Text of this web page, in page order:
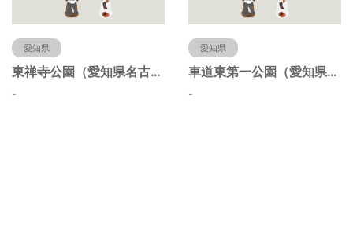
愛知県
東禅寺公園（愛知県名古屋市）
-
愛知県
車道東第一公園（愛知県名古屋市）
-